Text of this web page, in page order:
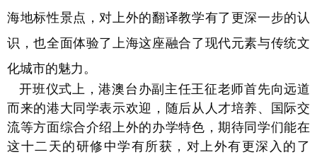
海地标性景点，对上外的翻译教学有了更深一步的认
识，也全面体验了上海这座融合了现代元素与传统文
化城市的魅力。
开班仪式上，港澳台办副主任王征老师首先向远道
而来的港大同学表示欢迎，随后从人才培养、国际交
流等方面综合介绍上外的办学特色，期待同学们能在
这十二天的研修中学有所获，对上外有更深入的了